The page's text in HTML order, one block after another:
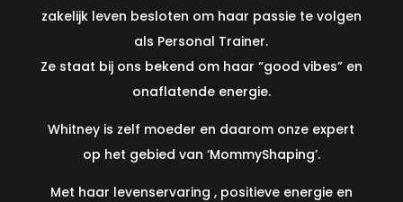
zakelijk leven besloten om haar passie te volgen
als Personal Trainer.
Ze staat bij ons bekend om haar “good vibes” en
onaflatende energie.
Whitney is zelf moeder en daarom onze expert
op het gebied van ‘MommyShaping’.
Met haar levenservaring , positieve energie en